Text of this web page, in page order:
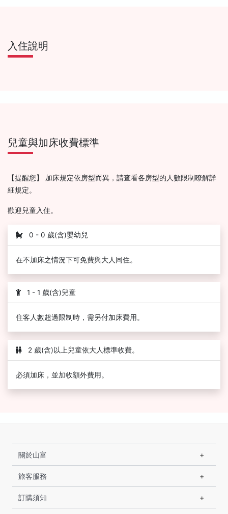
入住說明
兒童與加床收費標準
【提醒您】 加床規定依房型而異，請查看各房型的人數限制瞭解詳
細規定。
歡迎兒童入住。
0 - 0 歲(含)嬰幼兒
在不加床之情況下可免費與大人同住。
1 - 1 歲(含)兒童
住客人數超過限制時，需另付加床費用。
2 歲(含)以上兒童依大人標準收費。
必須加床，並加收額外費用。
關於山富
旅客服務
訂購須知